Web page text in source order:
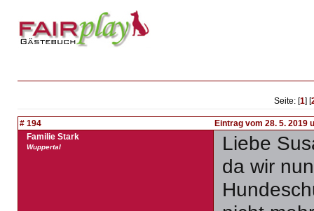
Seite: [1] [
# 194
Eintrag vom 28. 5. 2019
Familie Stark
Wuppertal
Liebe
da wir